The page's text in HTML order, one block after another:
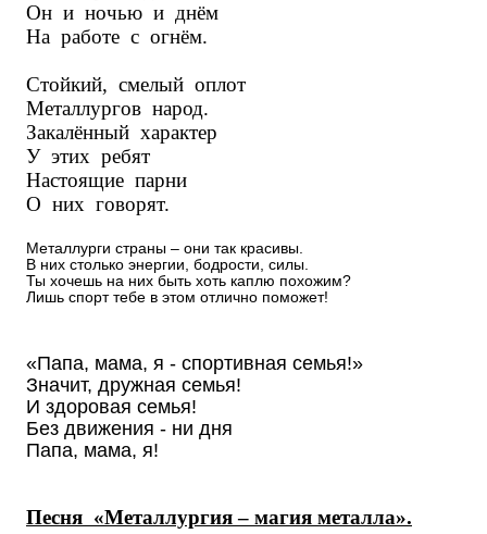
Он и ночью и днём
На работе с огнём.
Стойкий, смелый оплот
Металлургов народ.
Закалённый характер
У этих ребят
Настоящие парни
О них говорят.
Металлурги страны – они так красивы.
В них столько энергии, бодрости, силы.
Ты хочешь на них быть хоть каплю похожим?
Лишь спорт тебе в этом отлично поможет!
«Папа, мама, я - спортивная семья!»
Значит, дружная семья!
И здоровая семья!
Без движения - ни дня
Папа, мама, я!
Песня «Металлургия – магия металла».